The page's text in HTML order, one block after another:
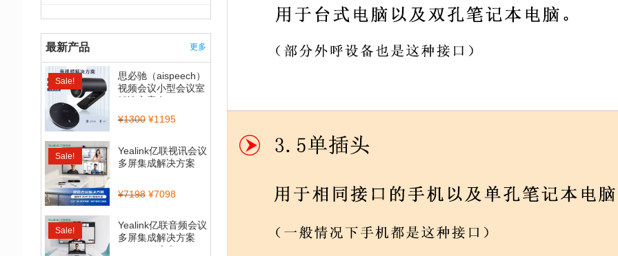
最新产品 更多
Sale!
思必驰（aispeech）
视频会议小型会议室
解决方案套...
¥1300 ¥1195
Sale!
Yealink亿联视讯会议
多屏集成解决方案
¥7198 ¥7098
Sale!
Yealink亿联音频会议
多屏集成解决方案
（CP700全向...